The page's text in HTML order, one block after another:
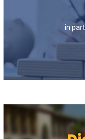
in